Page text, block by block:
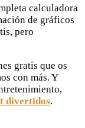
calculadora
de gráficos
pero
gratis que os
con más. Y
divertidos.